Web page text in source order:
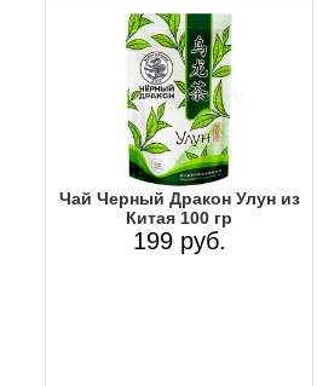
Чай Черный Дракон Улун из
Китая 100 гр
199 руб.